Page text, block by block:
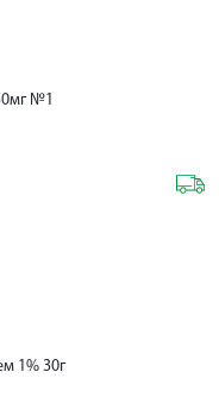
№1
1% 30г